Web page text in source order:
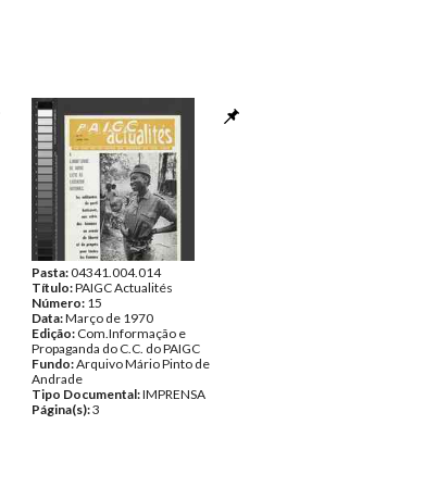
Pasta:04341.004.014
Título:PAIGC Actualités
Número: 15
Data:Março de 1970
Edição: Com.Informação e
Propaganda do C.C. do PAIGC
Fundo:Arquivo Mário Pinto de
Andrade
Tipo Documental:IMPRENSA
Página(s):3